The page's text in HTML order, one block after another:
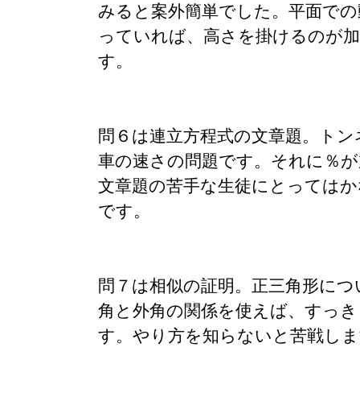
みると案外簡単でした。平面で
っていれば、高さを掛けるのが
す。
問６は連立方程式の文章題。ト
車の速さの問題です。それに％
文章題の苦手な生徒にとっては
です。
問７は相似の証明。正三角形に
角と外角の関係を使えば、すっ
す。やり方を知らないと苦戦し